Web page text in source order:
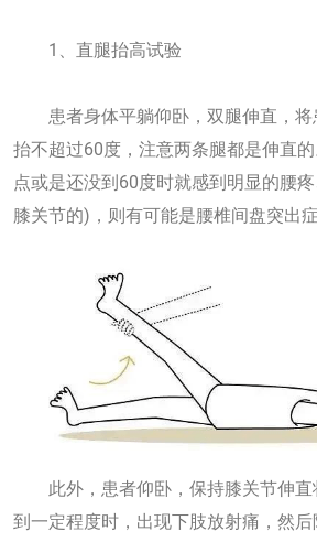
1、直腿抬高试验
患者身体平躺仰卧，双腿伸直，将
抬不超过60度，注意两条腿都是伸直
点或是还没到60度时就感到明显的腰
膝关节的)，则有可能是腰椎间盘突出症
此外，患者仰卧，保持膝关节伸直
到一定程度时，出现下肢放射痛，然